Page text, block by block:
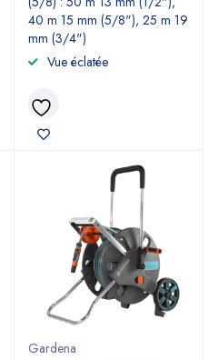
40 m 15 mm (5/8"), 25 m 19
mm (3/4")
Vue éclatée
Gardena